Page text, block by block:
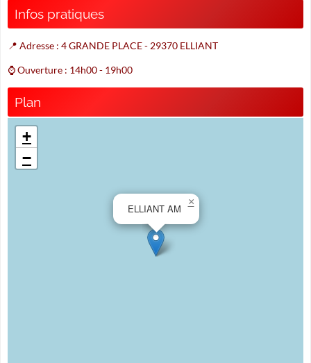
Infos pratiques
📍 Adresse : 4 GRANDE PLACE - 29370 ELLIANT
⌚ Ouverture : 14h00 - 19h00
Plan
ELLIANT AM
×
+
−